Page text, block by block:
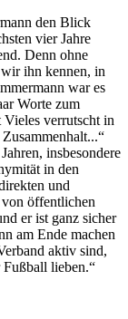
den Blick
vier Jahre
Denn ohne
ihn kennen, in
war es
Worte zum
verrutscht in
insbesondere
in den
und
öffentlichen
er ist ganz sicher
am Ende machen
aktiv sind,
lieben.“